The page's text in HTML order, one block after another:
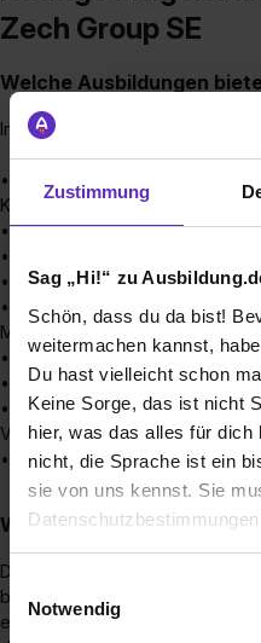
Zustimmung
Sag „Hi!“ zu
Schön, dass du da bist!
weitermachen kannst,
Du hast vielleicht schon
Keine Sorge, das ist nicht
hier, was das alles für dich
nicht, die Sprache ist ein
sie von uns kennst. Sie
Notwendig
Zech Group SE
Welche Ausbildungen
In diesen Ausbildungberufen
• Anlagenmechaniker/-in für
Klimatechnik
• Elektroniker/-in für
• Elektroniker/-in für Energie-
• Fachinformatiker/-in für
• Hochbaufacharbeiter/-in
Mauerwerksbau)
• Industriekaufmann/-frau
• Kaufmann/-frau für
• Technische/r Systemplaner/-
Versorgungs- und
• Tiefbaufacharbeiter/-in
Wie bewerbe ich mich bei
Der erste Eindruck zählt! Seien
bewusst, dass uns Ihre
ersten Eindruck über Ihre